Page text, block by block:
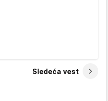
Sledeća vest